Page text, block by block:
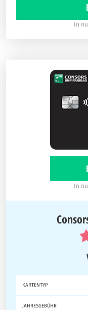
In
In
KARTENTYP
JAHRESGEBÜHR